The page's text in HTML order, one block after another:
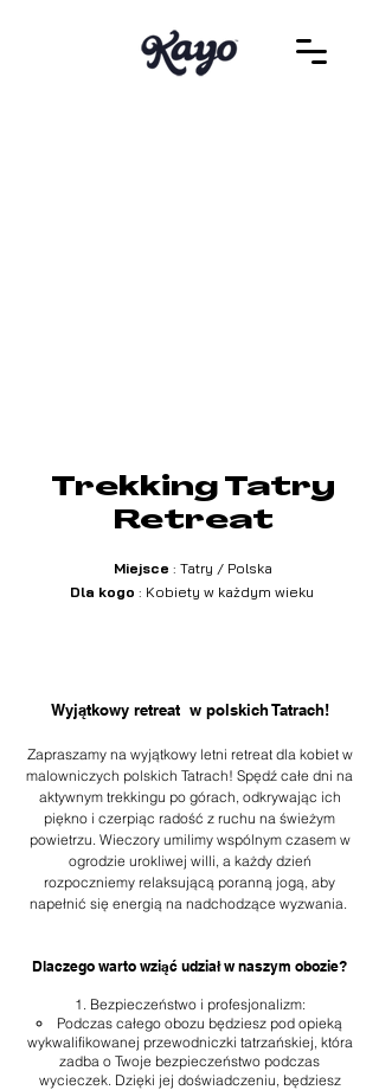
Miejsce : Tatry / Polska
Dla kogo : Kobiety w każdym wieku
Trekking Tatry
Retreat
Wyjątkowy retreat w polskich Tatrach!
Zapraszamy na wyjątkowy letni retreat dla kobiet w
malowniczych polskich Tatrach! Spędź całe dni na
aktywnym trekkingu po górach, odkrywając ich
piękno i czerpiąc radość z ruchu na świeżym
powietrzu. Wieczory umilimy wspólnym czasem w
ogrodzie urokliwej willi, a każdy dzień
rozpoczniemy relaksującą poranną jogą, aby
napełnić się energią na nadchodzące wyzwania.
Dlaczego warto wziąć udział w naszym obozie?
Bezpieczeństwo i profesjonalizm:
Podczas całego obozu będziesz pod opieką
wykwalifikowanej przewodniczki tatrzańskiej, która
zadba o Twoje bezpieczeństwo podczas
wycieczek. Dzięki jej doświadczeniu, będziesz